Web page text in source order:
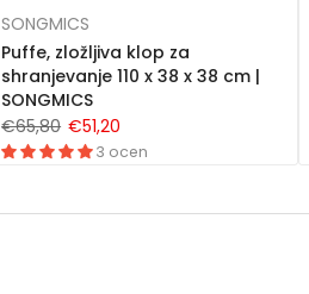
SONGMICS
Puffe, zložljiva klop za
shranjevanje 110 x 38 x 38 cm |
SONGMICS
€65,80 €51,20
3 ocen